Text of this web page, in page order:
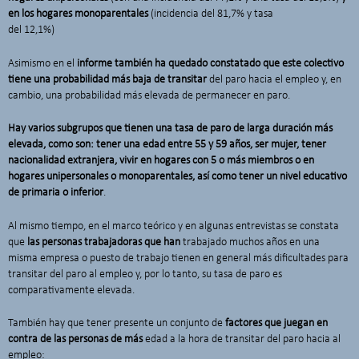
en los hogares monoparentales(incidencia del 81,7% y tasa
del 12,1%)
Asimismo en el informe también ha quedado constatado que este colectivo
tiene una probabilidad más baja de transitardel paro hacia el empleo y, en
cambio, una probabilidad más elevada de permanecer en paro.
Hay varios subgrupos que tienen una tasa de paro de larga duración más
elevada, como son: tener una edad entre 55 y 59 años, ser mujer, tener
nacionalidad extranjera, vivir en hogares con 5 o más miembros o en
hogares unipersonales o monoparentales, así como tener un nivel educativo
de primaria o inferior.
Al mismo tiempo, en el marco teórico y en algunas entrevistas se constata
que las personas trabajadoras que han trabajado muchos años en una
misma empresa o puesto de trabajo tienen en general más dificultades para
transitar del paro al empleo y, por lo tanto, su tasa de paro es
comparativamente elevada.
También hay que tener presente un conjunto de factores que juegan en
contra de las personas de másedad a la hora de transitar del paro hacia al
empleo: